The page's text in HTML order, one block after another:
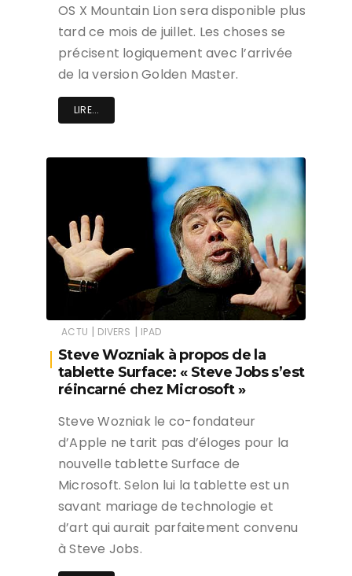
OS X Mountain Lion sera disponible plus
tard ce mois de juillet. Les choses se
précisent logiquement avec l’arrivée
de la version Golden Master.
LIRE...
ACTU | DIVERS | IPAD
Steve Wozniak à propos de la
tablette Surface: « Steve Jobs s’est
réincarné chez Microsoft »
Steve Wozniak le co-fondateur
d’Apple ne tarit pas d’éloges pour la
nouvelle tablette Surface de
Microsoft. Selon lui la tablette est un
savant mariage de technologie et
d’art qui aurait parfaitement convenu
à Steve Jobs.